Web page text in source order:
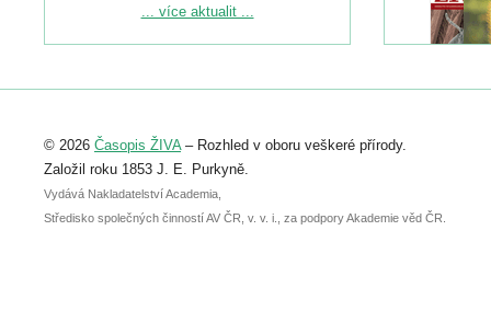
Podrobnější informace ke konferenci
Registrovat se můžete do 6. září.
abstraktu přihlášené přednášky nebo
posteru je už 30. června.
... více aktualit ...
© 2026 Časopis ŽIVA– Rozhled v oboru veškeré přírody.
Založil roku 1853 J. E. Purkyně.
Vydává Nakladatelství Academia,
Středisko společných činností AV ČR, v. v. i., za podpory Akademie věd ČR.